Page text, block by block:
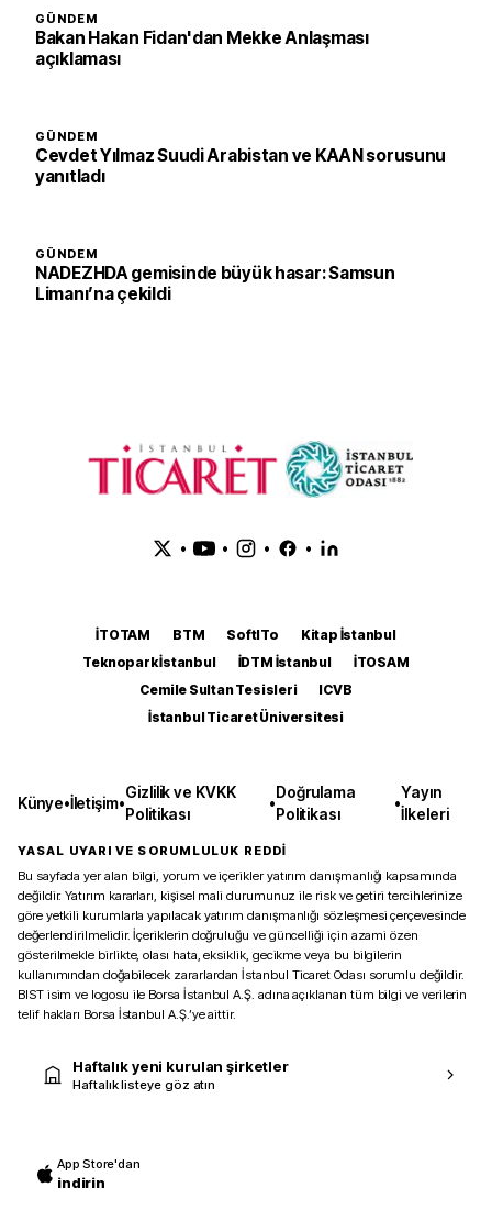
GÜNDEM
Bakan Hakan Fidan'dan Mekke Anlaşması
açıklaması
GÜNDEM
Cevdet Yılmaz Suudi Arabistan ve KAAN sorusunu
yanıtladı
GÜNDEM
NADEZHDA gemisinde büyük hasar: Samsun
Limanı’na çekildi
• • • •
İTOTAM BTM SoftITo
Kitap İstanbul
Teknopark İstanbul
İDTM İstanbul
İTOSAM
Cemile Sultan Tesisleri
ICVB
İstanbul Ticaret Üniversitesi
Künye•İletişim•
Gizlilik ve KVKK
Politikası
•
Doğrulama
Politikası
•
Yayın
İlkeleri
YASAL UYARI VE SORUMLULUK REDDİ
Bu sayfada yer alan bilgi, yorum ve içerikler yatırım danışmanlığı kapsamında
değildir. Yatırım kararları, kişisel mali durumunuz ile risk ve getiri tercihlerinize
göre yetkili kurumlarla yapılacak yatırım danışmanlığı sözleşmesi çerçevesinde
değerlendirilmelidir. İçeriklerin doğruluğu ve güncelliği için azami özen
gösterilmekle birlikte, olası hata, eksiklik, gecikme veya bu bilgilerin
kullanımından doğabilecek zararlardan İstanbul Ticaret Odası sorumlu değildir.
BIST isim ve logosu ile Borsa İstanbul A.Ş. adına açıklanan tüm bilgi ve verilerin
telif hakları Borsa İstanbul A.Ş.’ye aittir.
Haftalık yeni kurulan şirketler
Haftalık listeye göz atın
App Store'dan
indirin